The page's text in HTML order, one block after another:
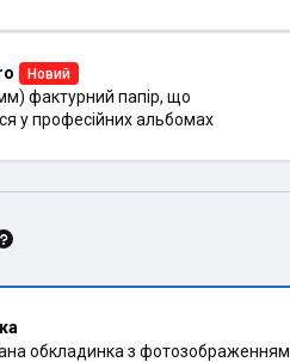
Новий
фактурний папір, що
у професійних альбомах
обкладинка з фотозображенням